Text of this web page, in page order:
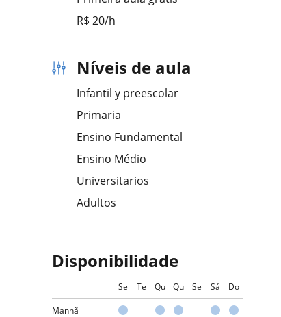
R$ 20/h
Níveis de aula
Infantil y preescolar
Primaria
Ensino Fundamental
Ensino Médio
Universitarios
Adultos
Disponibilidade
Se Te Qu Qu Se Sá Do
Manhã